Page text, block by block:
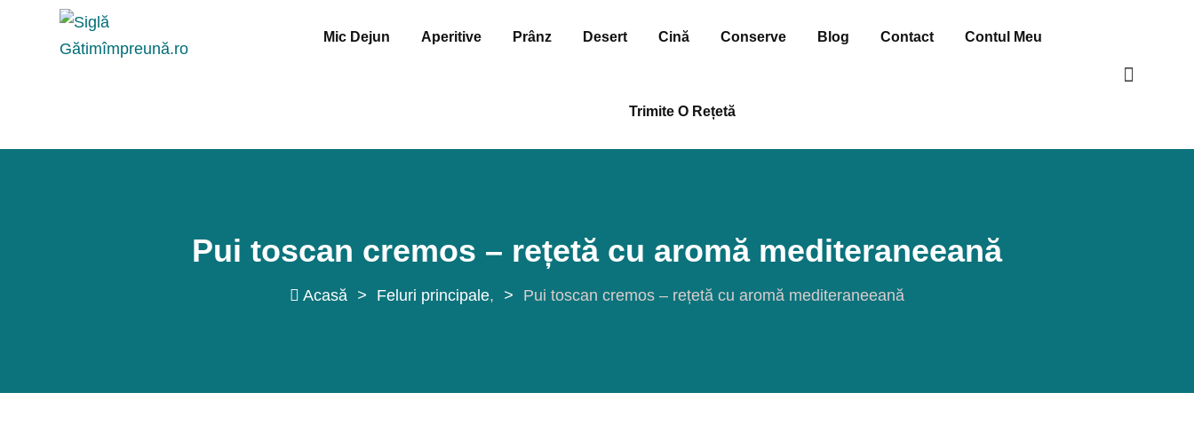
Mic Dejun Aperitive Prânz Desert Cină Conserve Blog Contact Contul Meu
Trimite O Rețetă
Pui toscan cremos – rețetă cu aromă mediteraneeană
Acasă > Feluri principale > Pui toscan cremos – rețetă cu aromă mediteraneeană